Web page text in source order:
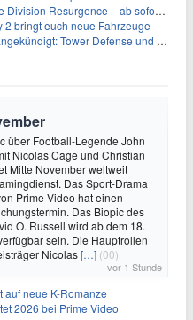
Resurgence – ab sofort für euch verfügbar
2 bringt euch neue Fahrzeuge
Defense und Deckbuilding Kombo kehrt zurück
über Football-Legende John
Nicolas Cage und Christian
Mitte November weltweit
Das Sport-Drama
Prime Video hat einen
Das Biopic des
O. Russell wird ab dem 18.
sein. Die Hauptrollen
Nicolas[…] (00)
vor 1 Stunde
auf neue K-Romanze
2026 bei Prime Video